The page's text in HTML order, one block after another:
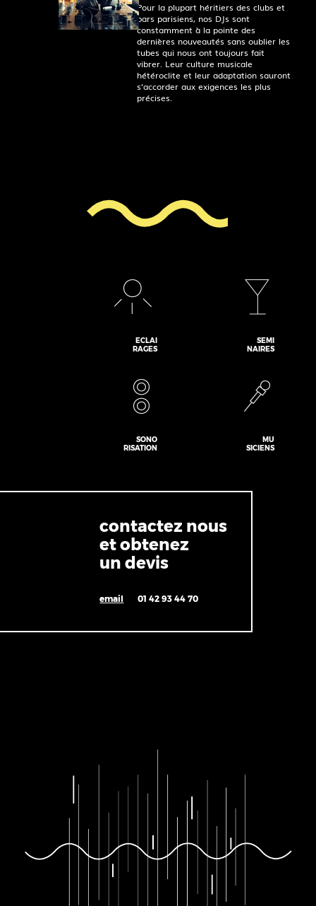
Pour la plupart héritiers des clubs et
bars parisiens, nos DJs sont
constamment à la pointe des
dernières nouveautés sans oublier les
tubes qui nous ont toujours fait
vibrer. Leur culture musicale
hétéroclite et leur adaptation sauront
s’accorder aux exigences les plus
précises.
ECLAI
RAGES
SEMI
NAIRES
SONO
RISATION
MU
SICIENS
contactez nous
et obtenez
un devis
email 01 42 93 44 70